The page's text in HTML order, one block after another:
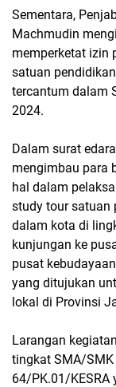
Sementara,
Machmudin
memperketat izin
satuan
tercantum dalam
2024.
Dalam surat
mengimbau para
hal dalam
study tour satuan
dalam kota di
kunjungan ke
pusat
yang ditujukan
lokal di Provinsi
Larangan
tingkat SMA/
64/PK.01/KESRA